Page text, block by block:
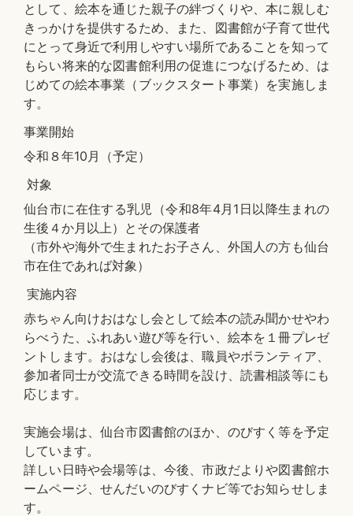
として、絵本を通じた親子の絆づくりや、本に親しむ
きっかけを提供するため、また、図書館が子育て世代
にとって身近で利用しやすい場所であることを知って
もらい将来的な図書館利用の促進につなげるため、は
じめての絵本事業（ブックスタート事業）を実施しま
す。
事業開始
令和８年10月（予定）
対象
仙台市に在住する乳児（令和8年4月1日以降生まれの
生後４か月以上）とその保護者
（市外や海外で生まれたお子さん、外国人の方も仙台
市在住であれば対象）
実施内容
赤ちゃん向けおはなし会として絵本の読み聞かせやわ
らべうた、ふれあい遊び等を行い、絵本を１冊プレゼ
ントします。おはなし会後は、職員やボランティア、
参加者同士が交流できる時間を設け、読書相談等にも
応じます。
実施会場は、仙台市図書館のほか、のびすく等を予定
しています。
詳しい日時や会場等は、今後、市政だよりや図書館ホ
ームページ、せんだいのびすくナビ等でお知らせしま
す。